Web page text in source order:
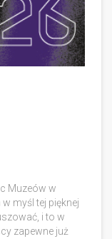
Muzeów w
myśl tej pięknej
i to w
zapewne już